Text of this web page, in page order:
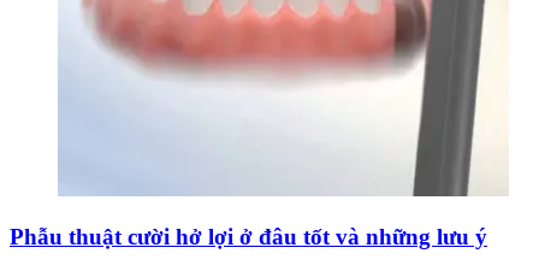
Phẫu thuật cười hở lợi ở đâu tốt và những lưu ý